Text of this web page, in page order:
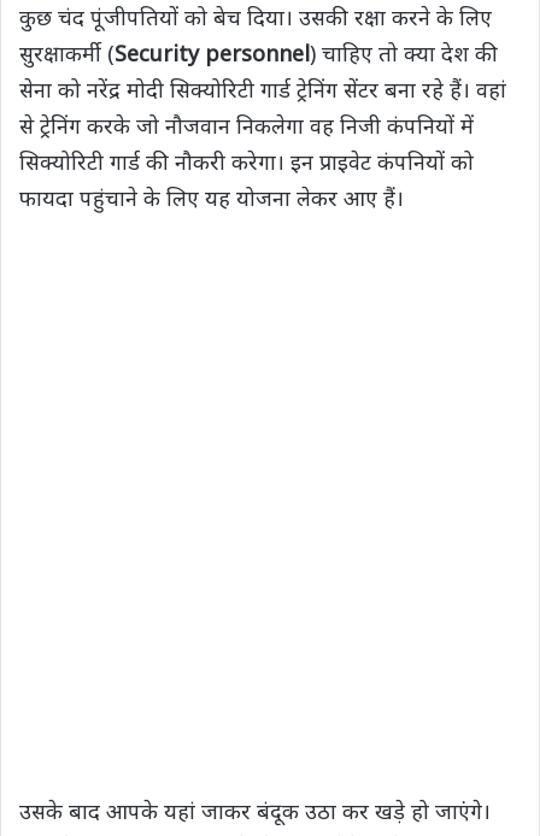
कुछ चंद पूंजीपतियों को बेच दिया। उसकी रक्षा करने के लिए
सुरक्षाकर्मी (Security personnel) चाहिए तो क्या देश की
सेना को नरेंद्र मोदी सिक्योरिटी गार्ड ट्रेनिंग सेंटर बना रहे हैं। वहां
से ट्रेनिंग करके जो नौजवान निकलेगा वह निजी कंपनियों में
सिक्योरिटी गार्ड की नौकरी करेगा। इन प्राइवेट कंपनियों को
फायदा पहुंचाने के लिए यह योजना लेकर आए हैं।
उसके बाद आपके यहां जाकर बंदूक उठा कर खड़े हो जाएंगे।